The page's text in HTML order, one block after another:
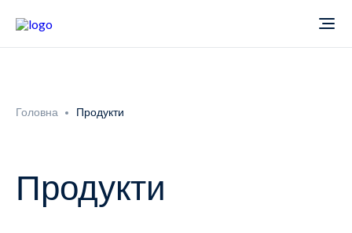
Новини
Головна Продукти
Продукти